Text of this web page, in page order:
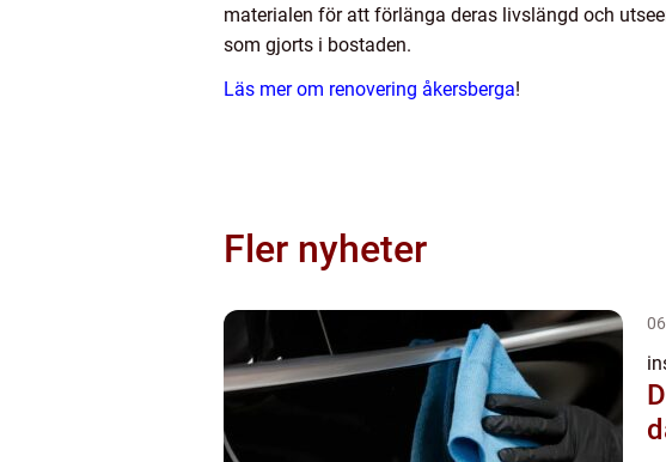
materialen för att förlänga deras livslängd och
som gjorts i bostaden.
Läs mer om renovering åkersberga!
Fler nyheter